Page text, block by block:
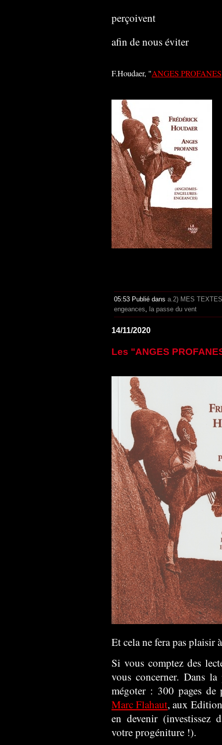
perçoivent
afin de nous éviter
F.Houdaer, "ANGES PROFANES
05:53 Publié dans a.2) MES TEXTES
engeances, la passe du vent
14/11/2020
Les "ANGES
Et cela ne fera pas plaisir
Si vous comptez des
vous concerner. Dans
mégoter : 300 pages de
Marc Flahaut, aux
en devenir (investissez
votre progéniture !).